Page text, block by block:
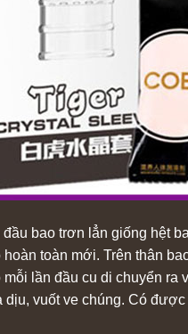
bao trơn lẳn giống hệt
toàn mới. Trên thân
lần đầu cu di chuyển
dịu, vuốt ve chúng. Có